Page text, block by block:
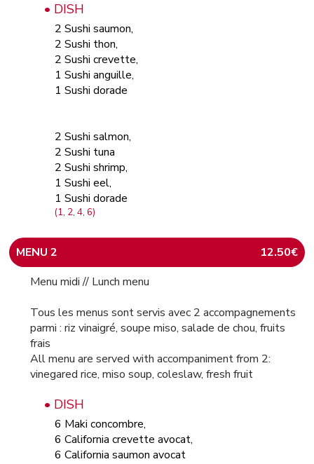
• DISH
2 Sushi saumon,
2 Sushi thon,
2 Sushi crevette,
1 Sushi anguille,
1 Sushi dorade
2 Sushi salmon,
2 Sushi tuna
2 Sushi shrimp,
1 Sushi eel,
1 Sushi dorade
(1, 2, 4, 6)
MENU 2
12.50€
Menu midi // Lunch menu
Tous les menus sont servis avec 2 accompagnements
parmi : riz vinaigré, soupe miso, salade de chou, fruits
frais
All menu are served with accompaniment from 2:
vinegared rice, miso soup, coleslaw, fresh fruit
• DISH
6 Maki concombre,
6 California crevette avocat,
6 California saumon avocat